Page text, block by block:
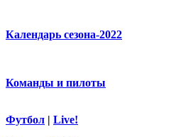
Календарь сезона-2022
Команды и пилоты
Футбол | Live!